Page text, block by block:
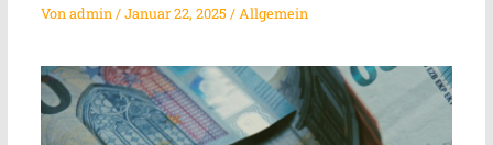
Von admin /Januar 22, 2025 / Allgemein